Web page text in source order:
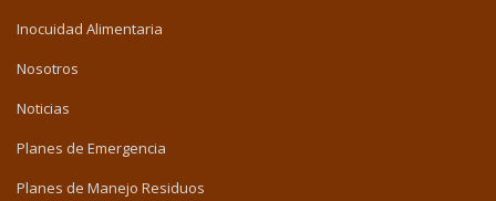
Inocuidad Alimentaria
Nosotros
Noticias
Planes de Emergencia
Planes de Manejo Residuos